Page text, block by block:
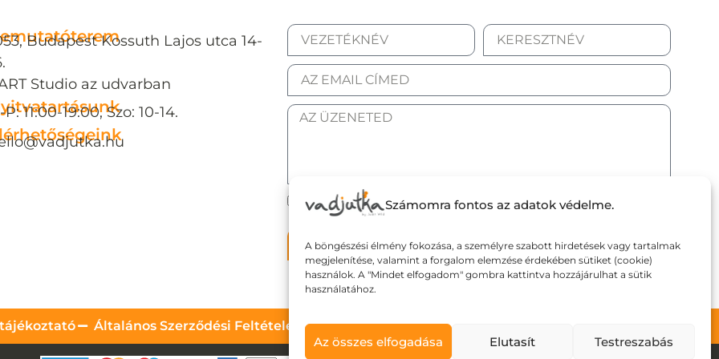
Számomra fontos az adatok védelme.
A böngészési élmény fokozása, a személyre szabott hirdetések vagy tartalmak
megjelenítése, valamint a forgalom elemzése érdekében sütiket (cookie)
használok. A "Mindet elfogadom" gombra kattintva hozzájárulhat a sütik
használatához.
Az összes elfogadása Elutasít Testreszabás
Budapest Kossuth Lajos utca 14-
Studio az udvarban
P: 11:00-19:00, Szo: 10-14.
ELFOGADOM AZ ADATKEZELÉSI TÁJÉKOZTATÓT.
Elküldöm
Általános Szerződési Feltételek Szállítási Feltételek